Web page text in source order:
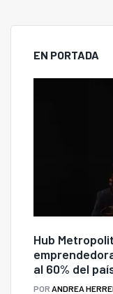
EN PORTADA
Hub
al 60% del
POR ANDREA